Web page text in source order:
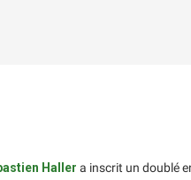
Haller a inscrit un doublé